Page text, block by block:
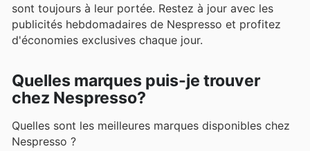
sont toujours à leur portée. Restez à jour avec les
publicités hebdomadaires de Nespresso et profitez
d'économies exclusives chaque jour.
Quelles marques puis-je trouver
chez Nespresso?
Quelles sont les meilleures marques disponibles chez
Nespresso ?